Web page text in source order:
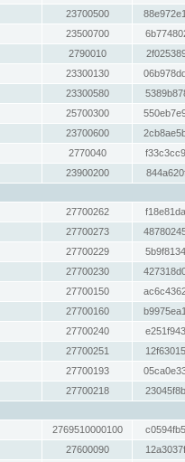
23700500
23500700
2790010
23300130
23300580
25700300
23700600
2770040
23900200
27700262
27700273
27700229
27700230
27700150
27700160
27700240
27700251
27700193
27700218
2769510000100
27600090